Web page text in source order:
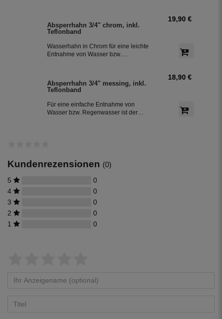
Absperrhahn 3/4" chrom, inkl.
Teflonband
Wasserhahn in Chrom für eine leichte
Entnahme von Wasser bzw.
Montage an der Regenwassertonne.
Das Teflonband dichtete das Gewinde
des Auslaufhahn ab.
19,90 €
Absperrhahn 3/4" messing, inkl.
Teflonband
Für eine einfache Entnahme von
Wasser bzw. Regenwasser ist der
Lieferumfang enthalten.
18,90 €
Kundenrezensionen (0)
5
0
4
0
3
0
2
0
1
0